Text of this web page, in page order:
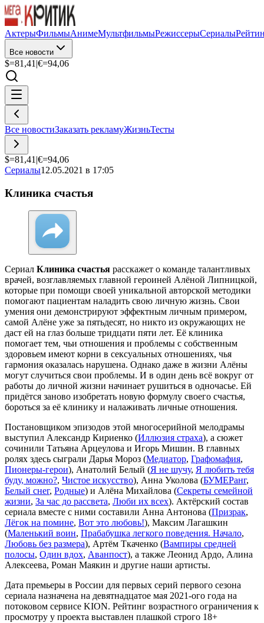
АктерыФильмыАнимеМультфильмыРежиссерыСериалы
Все новости
$=81,41 |€=94,06
Все новостиЗаказать рекламуЖизньТесты
$=81,41 |€=94,06
Сериалы12.05.2021 в 17:05
Клиника счастья
Сериал Клиника счастья расскажет о команде талантливых
врачей, возглавляемых главной героиней Алёной Липницкой,
которые при помощи своей уникальной авторской методики
помогают пациентам наладить свою личную жизнь. Свои
умения они демонстрируют эффектным личным примером,
самой Алёне уже за пятьдесят, но никто из окружающих не
даст ей на глаз больше тридцати пяти лет. Её клиника
помогает тем, чьи отношения и проблемы с собственным
здоровьем имеют корни в сексуальных отношениях, чья
гармония оказалась нарушена. Однако даже в жизни Алёны
могут случиться свои проблемы. И в один день всё вокруг от
работы до личной жизни начинает рушиться в одночасье. Ей
придётся заново изобретать новую формулу своего счастья,
бороться за её клинику и налаживать личные отношения.
Постановщиком эпизодов этой многосерийной мелодрамы
выступил Александр Кириенко (Иллюзия страха), а сюжет
сочинили Татьяна Арцеулова и Игорь Мишин. В главных
ролях здесь сыграли Дарья Мороз (Медиатор, Графомафия,
Пионеры-герои), Анатолий Белый (Я не шучу, Я любить тебя
буду, можно?, Чистое искусство), Анна Уколова (БУМЕРанг,
Белый снег, Родные) и Алёна Михайлова (Секреты семейной
жизни, За час до рассвета, Люби их всех). Актёрский состав
сериала вместе с ними составили Анна Антонова (Призрак,
Лёгок на помине, Вот это любовь!), Максим Лагашкин
(Маленький воин, Прабабушка легкого поведения. Начало,
Любовь без размера), Артём Ткаченко (Вампиры средней
полосы, Один вдох, Аванпост), а также Леонид Ардо, Алина
Алексеева, Роман Маякин и другие наши артисты.
Дата премьеры в России для первых серий первого сезона
сериала назначена на девятнадцатое мая 2021-ого года на
потоковом сервисе KION. Рейтинг возрастного ограничения к
просмотру у проекта выставлен плашкой строго 18+